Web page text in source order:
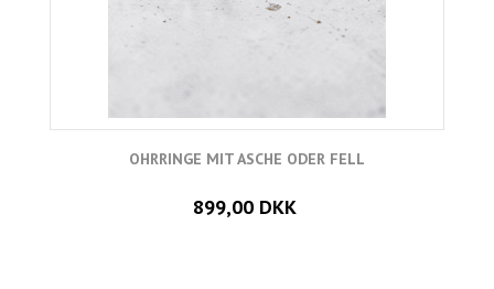
OHRRINGE MIT ASCHE ODER FELL
899,00 DKK